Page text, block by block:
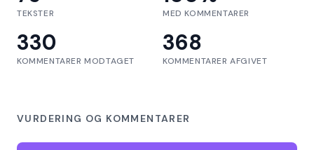
TEKSTER MED KOMMENTARER
330
KOMMENTARER MODTAGET
368
KOMMENTARER AFGIVET
VURDERING OG KOMMENTARER